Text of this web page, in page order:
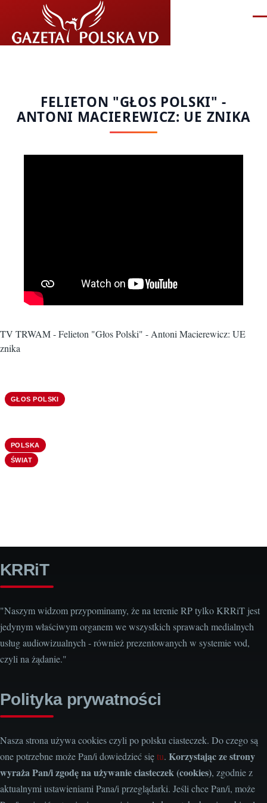
Przejdź do treści
FELIETON "GŁOS POLSKI" -
ANTONI MACIEREWICZ: UE ZNIKA
TV TRWAM - Felieton "Głos Polski" - Antoni Macierewicz: UE
znika
GŁOS POLSKI
POLSKA
ŚWIAT
KRRiT
"Naszym widzom przypominamy, że na terenie RP tylko KRRiT jest
jedynym właściwym organem we wszystkich sprawach medialnych
usług audiowizualnych - również prezentowanych w systemie vod,
czyli na żądanie."
Polityka prywatności
Nasza strona używa cookies czyli po polsku ciasteczek. Do czego są
one potrzebne może Pan/i dowiedzieć siętu. Korzystając ze strony
wyraża Pan/i zgodę na używanie ciasteczek (cookies), zgodnie z
aktualnymi ustawieniami Pana/i przeglądarki. Jeśli chce Pan/i, może